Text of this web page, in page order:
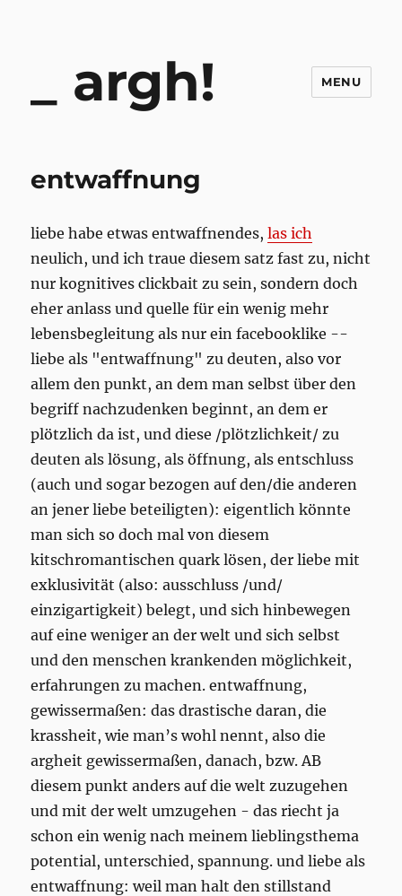
argh! MENU
entwaffnung
liebe habe etwas entwaffnendes,las ich
neulich, und ich traue diesem satz fast zu, nicht
nur kognitives clickbait zu sein, sondern doch
eher anlass und quelle für ein wenig mehr
lebensbegleitung als nur ein facebooklike --
liebe als "entwaffnung" zu deuten, also vor
allem den punkt, an dem man selbst über den
begriff nachzudenken beginnt, an dem er
plötzlich da ist, und diese /plötzlichkeit/ zu
deuten als lösung, als öffnung, als entschluss
(auch und sogar bezogen auf den/die anderen
an jener liebe beteiligten): eigentlich könnte
man sich so doch mal von diesem
kitschromantischen quark lösen, der liebe mit
exklusivität (also: ausschluss /und/
einzigartigkeit) belegt, und sich hinbewegen
auf eine weniger an der welt und sich selbst
und den menschen krankenden möglichkeit,
erfahrungen zu machen. entwaffnung,
gewissermaßen: das drastische daran, die
krassheit, wie man’s wohl nennt, also die
argheit gewissermaßen, danach, bzw. AB
diesem punkt anders auf die welt zuzugehen
und mit der welt umzugehen - das riecht ja
schon ein wenig nach meinem lieblingsthema
potential, unterschied, spannung. und liebe als
entwaffnung: weil man halt den stillstand